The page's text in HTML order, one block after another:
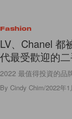
Fashion
LV、Chanel 都
代最受歡迎的
2022 最值得投資的品
By Cindy Chim/2022年1